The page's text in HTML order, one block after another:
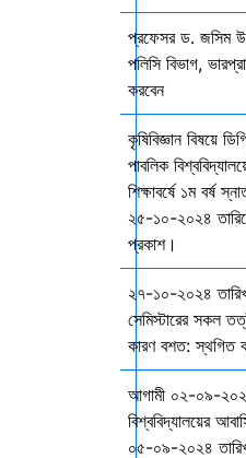
প্রফেসর ড. জসিম
পলিসি বিভাগ,
করবেন
কৃষিবিজ্ঞান বিষয়ে
পাবলিক
শিক্ষাবর্ষে ১ম বর্ষ
২৫-১০-২০২৪
প্রকাশ।
২৭-১০-২০২৪
সেমিস্টারের সকল
কারণ বশত: স্থগিত
আগামী ০২-০৯-
বিশ্ববিদ্যালয়ের
০৫-০৯-২০২৪